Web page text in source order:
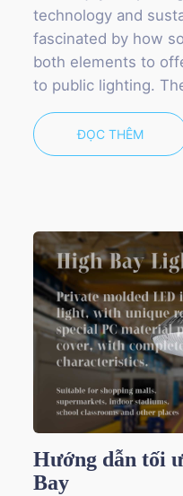
technology and
fascinated by how
both elements to
to public lighting.
ĐỌC THÊM
Hướng dẫn tối
Bay